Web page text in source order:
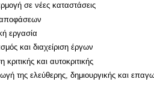
σε νέες καταστάσεις
εργασία
και διαχείριση έργων
κριτικής και αυτοκριτικής
της ελεύθερης, δημιουργικής και